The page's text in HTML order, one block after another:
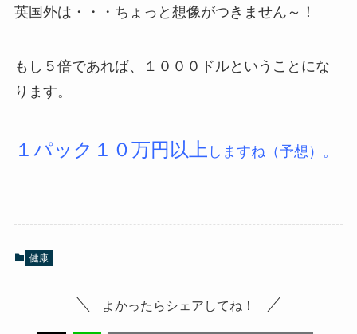
英国外は・・・ちょっと想像がつきません～！
もし５倍であれば、１０００ドルということにな
ります。
１パック１０万円以上 しますね（予想）。
健康
よかったらシェアしてね！